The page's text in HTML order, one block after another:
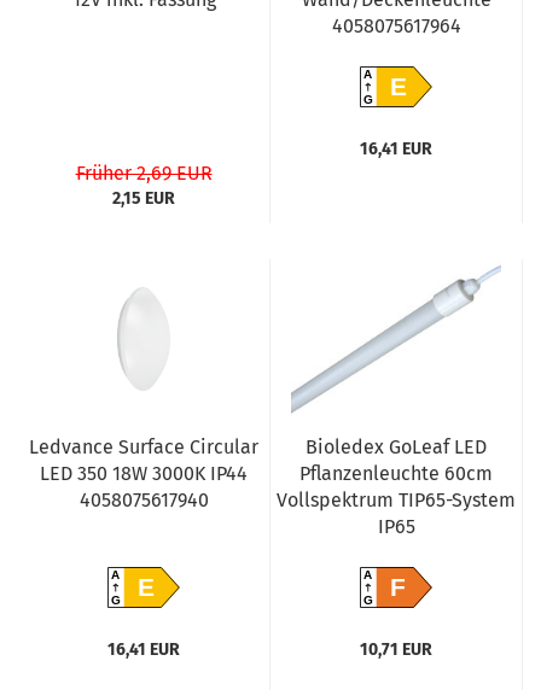
Früher 2,69 EUR
2,15 EUR
4058075617964
A
GE
16,41 EUR
Ledvance Surface Circular
LED 350 18W 3000K IP44
4058075617940
A
GE
16,41 EUR
Bioledex GoLeaf LED
Pflanzenleuchte 60cm
Vollspektrum TIP65-System
IP65
A
GF
10,71 EUR